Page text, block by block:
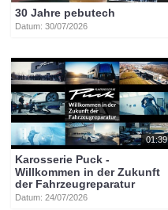
30 Jahre pebutech
Datum: 30/07/2026
01:39
Karosserie Puck -
Willkommen in der Zukunft
der Fahrzeugreparatur
Datum: 24/07/2026